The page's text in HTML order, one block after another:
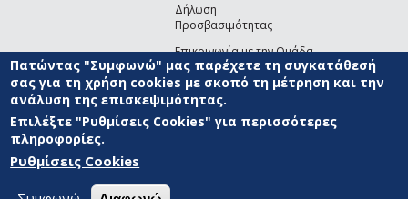
Δήλωση
Προσβασιμότητας
Επικοινωνία με την Ομάδα
Ανάπτυξης του site(link sends e-mail)
© ΠΑΝΕΠΙΣΤΗΜΙΟ ΑΙΓΑΙΟΥ ΟΡΟΙ ΧΡΗΣΗΣ
ΑΝΑΠΤΥΞΗΣ
Πατώντας "Συμφωνώ" μας παρέχετε τη συγκατάθεσή
σας για τη χρήση cookies με σκοπό τη μέτρηση και την
ανάλυση της επισκεψιμότητας.
Επιλέξτε "Ρυθμίσεις Cookies" για περισσότερες
πληροφορίες.
Ρυθμίσεις Cookies